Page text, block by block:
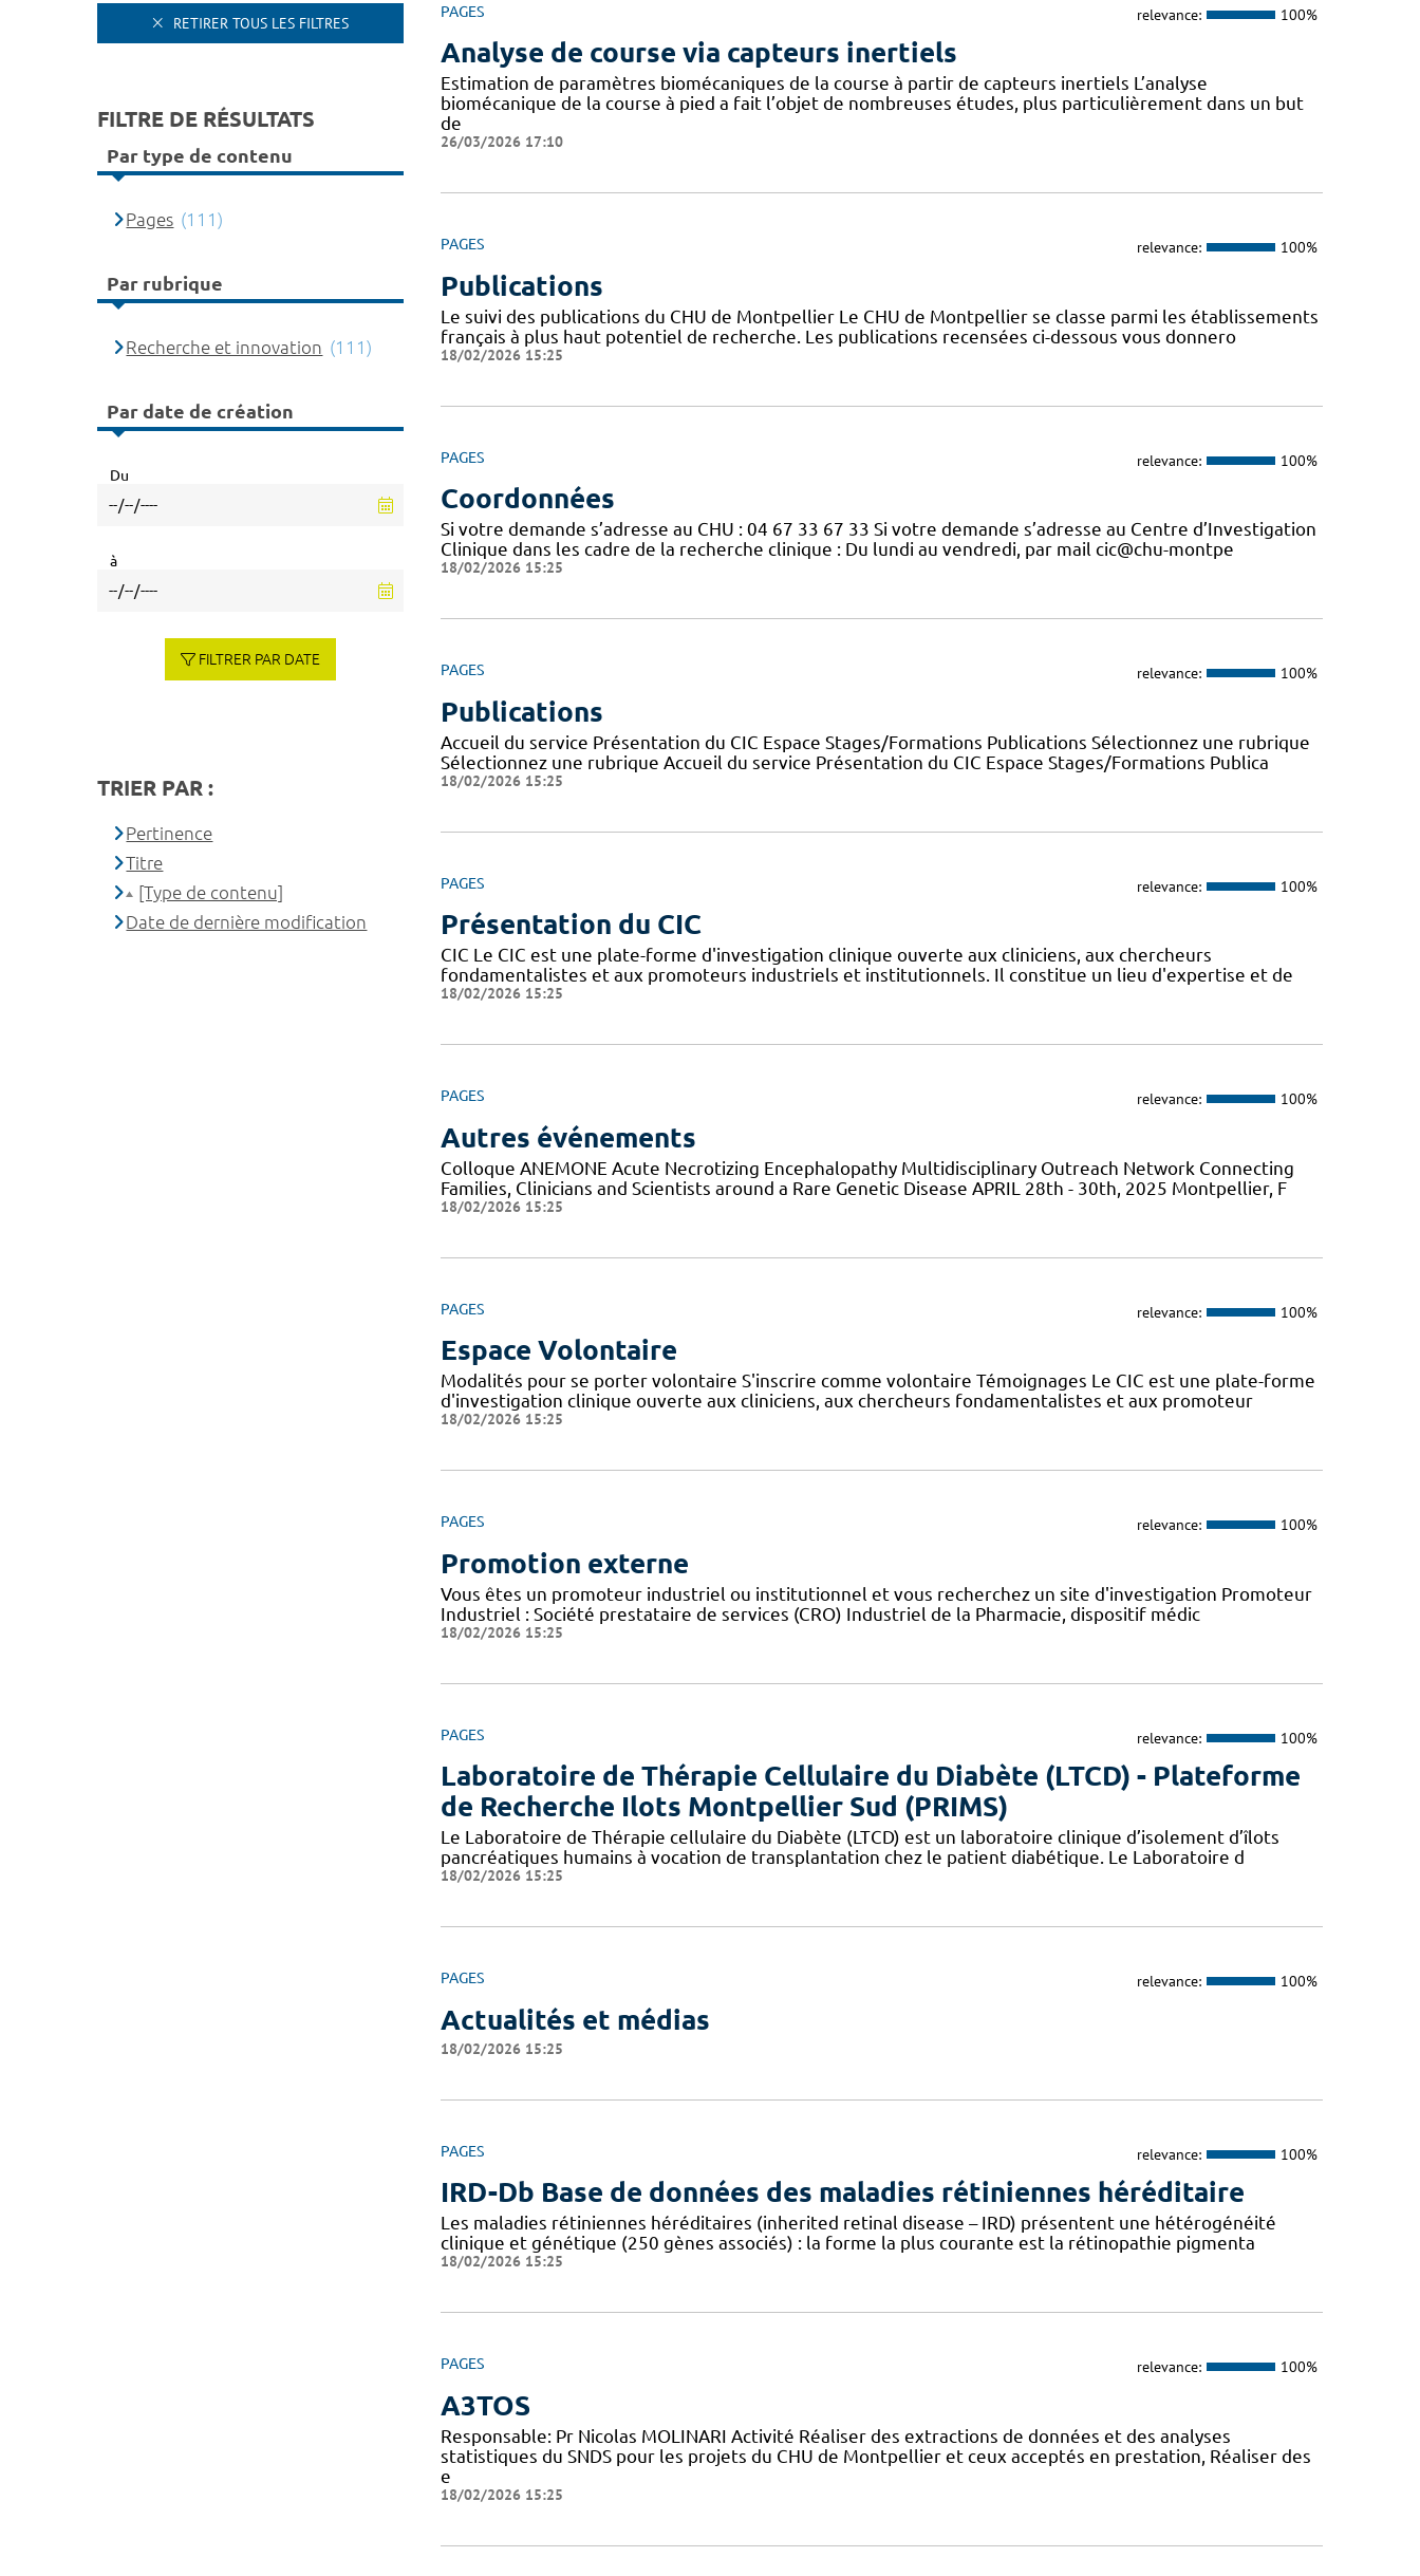
PAGES relevance: 100%
Analyse de course via capteurs inertiels
Estimation de paramètres biomécaniques de la course à partir de capteurs inertiels L’analyse
biomécanique de la course à pied a fait l’objet de nombreuses études, plus particulièrement dans un but
de
26/03/2026 17:10
PAGES relevance: 100%
Publications
Le suivi des publications du CHU de Montpellier Le CHU de Montpellier se classe parmi les établissements
français à plus haut potentiel de recherche. Les publications recensées ci-dessous vous donnero
18/02/2026 15:25
PAGES relevance: 100%
Coordonnées
Si votre demande s’adresse au CHU : 04 67 33 67 33 Si votre demande s’adresse au Centre d’Investigation
Clinique dans les cadre de la recherche clinique : Du lundi au vendredi, par mail cic@chu-montpe
18/02/2026 15:25
PAGES relevance: 100%
Publications
Accueil du service Présentation du CIC Espace Stages/Formations Publications Sélectionnez une rubrique
Sélectionnez une rubrique Accueil du service Présentation du CIC Espace Stages/Formations Publica
18/02/2026 15:25
PAGES relevance: 100%
Présentation du CIC
CIC Le CIC est une plate-forme d'investigation clinique ouverte aux cliniciens, aux chercheurs
fondamentalistes et aux promoteurs industriels et institutionnels. Il constitue un lieu d'expertise et de
18/02/2026 15:25
PAGES relevance: 100%
Autres événements
Colloque ANEMONE Acute Necrotizing Encephalopathy Multidisciplinary Outreach Network Connecting
Families, Clinicians and Scientists around a Rare Genetic Disease APRIL 28th - 30th, 2025 Montpellier, F
18/02/2026 15:25
PAGES relevance: 100%
Espace Volontaire
Modalités pour se porter volontaire S'inscrire comme volontaire Témoignages Le CIC est une plate-forme
d'investigation clinique ouverte aux cliniciens, aux chercheurs fondamentalistes et aux promoteur
18/02/2026 15:25
PAGES relevance: 100%
Promotion externe
Vous êtes un promoteur industriel ou institutionnel et vous recherchez un site d'investigation Promoteur
Industriel : Société prestataire de services (CRO) Industriel de la Pharmacie, dispositif médic
18/02/2026 15:25
PAGES relevance: 100%
Laboratoire de Thérapie Cellulaire du Diabète (LTCD) - Plateforme
de Recherche Ilots Montpellier Sud (PRIMS)
Le Laboratoire de Thérapie cellulaire du Diabète (LTCD) est un laboratoire clinique d’isolement d’îlots
pancréatiques humains à vocation de transplantation chez le patient diabétique. Le Laboratoire d
18/02/2026 15:25
PAGES relevance: 100%
Actualités et médias
18/02/2026 15:25
PAGES relevance: 100%
IRD-Db Base de données des maladies rétiniennes héréditaire
Les maladies rétiniennes héréditaires (inherited retinal disease – IRD) présentent une hétérogénéité
clinique et génétique (250 gènes associés) : la forme la plus courante est la rétinopathie pigmenta
18/02/2026 15:25
PAGES relevance: 100%
A3TOS
Responsable: Pr Nicolas MOLINARI Activité Réaliser des extractions de données et des analyses
statistiques du SNDS pour les projets du CHU de Montpellier et ceux acceptés en prestation, Réaliser des
e
18/02/2026 15:25
RETIRER TOUS LES FILTRES
FILTRE DE RÉSULTATS
Par type de contenu
Pages (111)
Par rubrique
Recherche et innovation (111)
Par date de création
Du
à
FILTRER PAR DATE
TRIER PAR :
Pertinence
Titre
[Type de contenu]
Date de dernière modification